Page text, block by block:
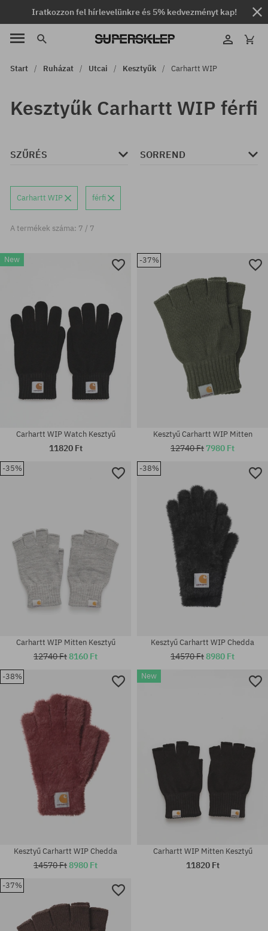
Iratkozzon fel hírlevelünkre és 5% kedvezményt kap!
Start Ruházat Utcai Kesztyűk Carhartt WIP
Kesztyűk Carhartt WIP férfi
SZŰRÉS SORREND
Carhartt WIP férfi
A termékek száma: 7 / 7
New
Elérhető méretek:
L-XL; M-L; S-M
Carhartt WIP Watch Kesztyű
11820 Ft
-37%
Kesztyű Carhartt WIP Mitten
12740 Ft 7980 Ft
-35%
Elérhető méretek:
M-L; S-M
Carhartt WIP Mitten Kesztyű
12740 Ft8160 Ft
-38%
Kesztyű Carhartt WIP Chedda
14570 Ft8980 Ft
-38%
Kesztyű Carhartt WIP Chedda
14570 Ft8980 Ft
New
Carhartt WIP Mitten Kesztyű
11820 Ft
-37%